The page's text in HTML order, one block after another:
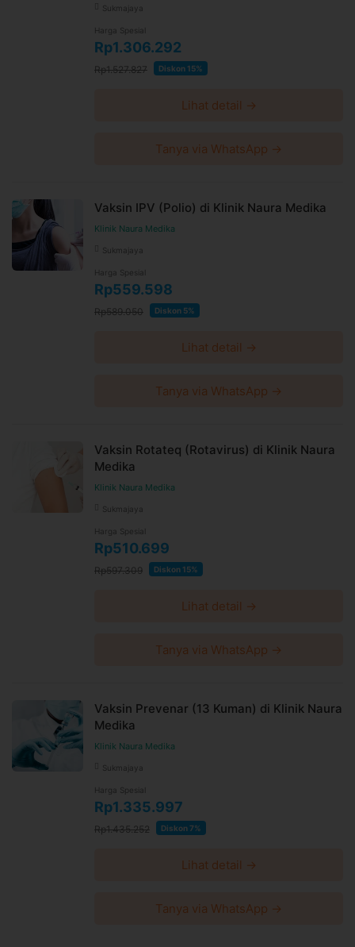
Sukmajaya
Harga Spesial
Rp1.306.292
Rp1.527.827 Diskon 15%
Lihat detail →
Tanya via WhatsApp →
Vaksin IPV (Polio) di Klinik Naura Medika
Klinik Naura Medika
Sukmajaya
Harga Spesial
Rp559.598
Rp589.050 Diskon 5%
Lihat detail →
Tanya via WhatsApp →
Vaksin Rotateq (Rotavirus) di Klinik Naura
Medika
Klinik Naura Medika
Sukmajaya
Harga Spesial
Rp510.699
Rp597.309 Diskon 15%
Lihat detail →
Tanya via WhatsApp →
Vaksin Prevenar (13 Kuman) di Klinik Naura
Medika
Klinik Naura Medika
Sukmajaya
Harga Spesial
Rp1.335.997
Rp1.435.252 Diskon 7%
Lihat detail →
Tanya via WhatsApp →